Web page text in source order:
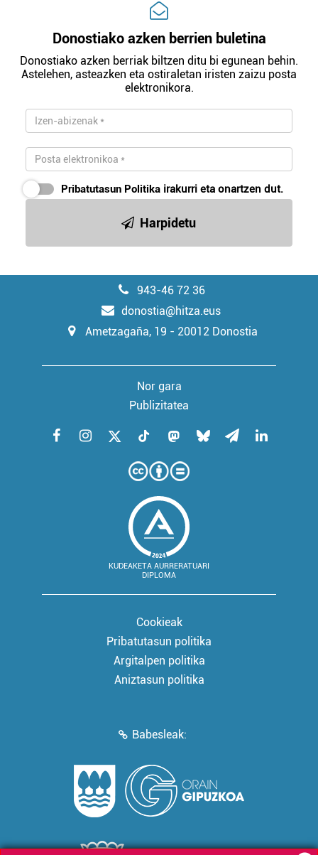
Donostiako azken berrien buletina
Donostiako azken berriak biltzen ditu bi egunean behin.
Astelehen, asteazken eta ostiraletan iristen zaizu posta
elektronikora.
Pribatutasun Politika irakurri eta onartzen dut.
Harpidetu
943-46 72 36
donostia@hitza.eus
Ametzagaña, 19 - 20012 Donostia
Nor gara
Publizitatea
KUDEAKETA AURRERATUARI
DIPLOMA
Cookieak
Pribatutasun politika
Argitalpen politika
Aniztasun politika
Babesleak: